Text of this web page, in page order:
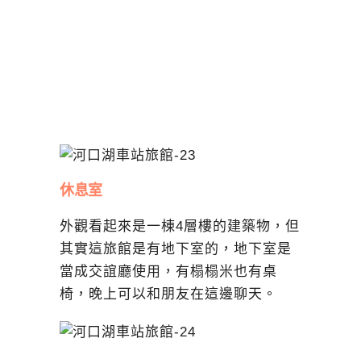
休息室
外觀看起來是一棟4層樓的建築物，但
其實這旅館是有地下室的，地下室是
當成交誼廳使用，有榻榻米也有桌
椅，晚上可以和朋友在這邊聊天。